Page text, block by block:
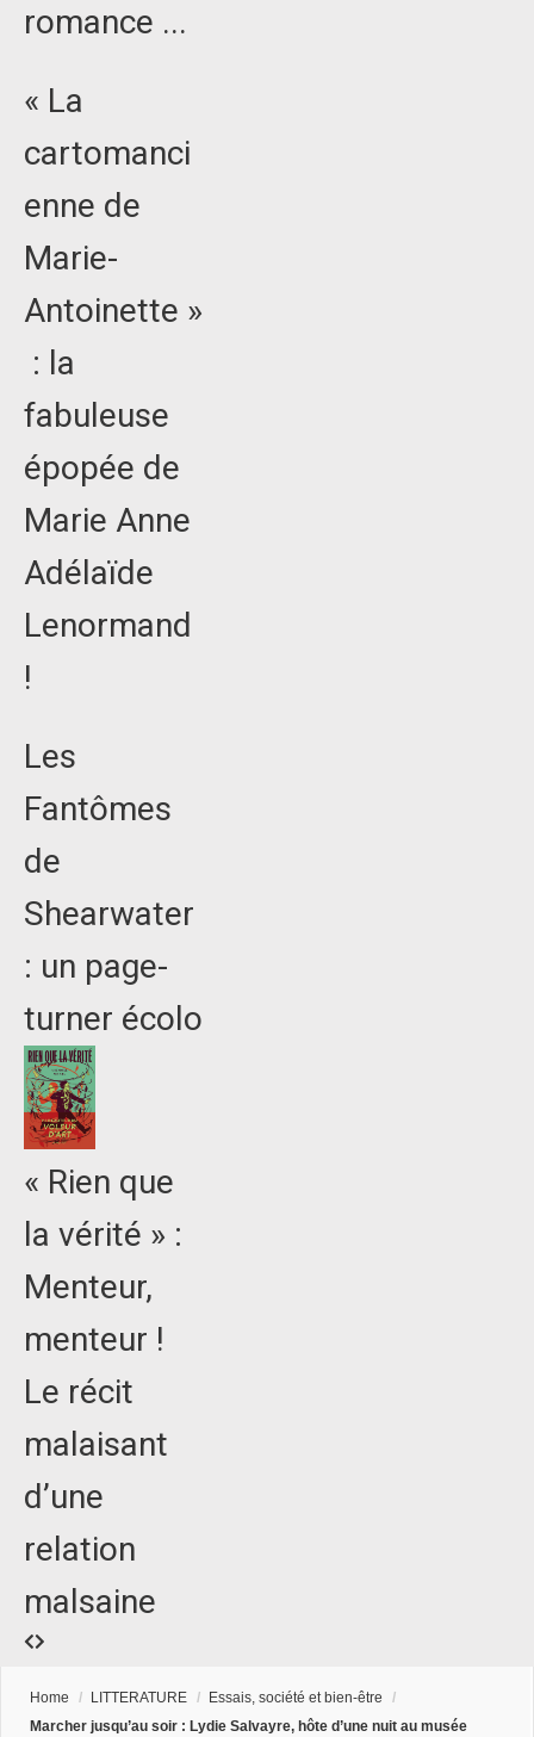
romance ...
« La
cartomanci
enne de
Marie-
Antoinette »
: la
fabuleuse
épopée de
Marie Anne
Adélaïde
Lenormand
!
Les
Fantômes
de
Shearwater
: un page-
turner écolo
« Rien que
la vérité » :
Menteur,
menteur !
Le récit
malaisant
d’une
relation
malsaine
Home / LITTERATURE / Essais, société et bien-être
/
Marcher jusqu’au soir : Lydie Salvayre, hôte d’une nuit au musée